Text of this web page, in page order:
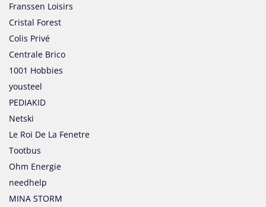
Franssen Loisirs
Cristal Forest
Colis Privé
Centrale Brico
1001 Hobbies
yousteel
PEDIAKID
Netski
Le Roi De La Fenetre
Tootbus
Ohm Energie
needhelp
MINA STORM